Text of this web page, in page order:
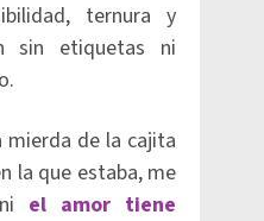
ternura y
sin etiquetas ni
de la cajita
la que estaba, me
el amor tiene